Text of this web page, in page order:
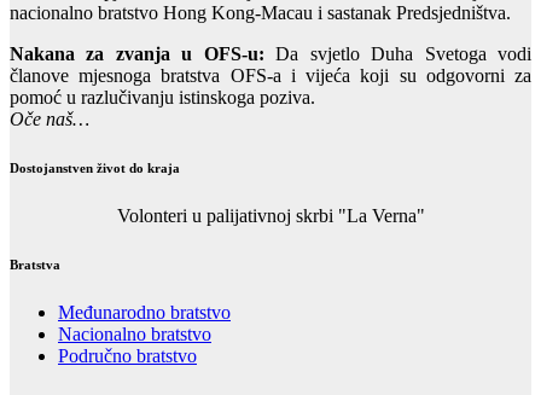
nacionalno bratstvo Hong Kong-Macau i sastanak Predsjedništva.
Nakana za zvanja u OFS-u: Da svjetlo Duha Svetoga vodi
članove mjesnoga bratstva OFS-a i vijeća koji su odgovorni za
pomoć u razlučivanju istinskoga poziva.
Oče naš…
Dostojanstven život do kraja
Volonteri u palijativnoj skrbi "La Verna"
Bratstva
Međunarodno bratstvo
Nacionalno bratstvo
Područno bratstvo